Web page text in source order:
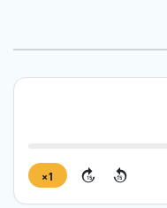
15
15
1×